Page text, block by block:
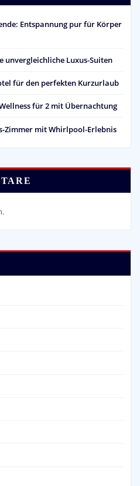
Entspannung pur für Körper
unvergleichliche Luxus-Suiten
für den perfekten Kurzurlaub
für 2 mit Übernachtung
Zimmer mit Whirlpool-Erlebnis